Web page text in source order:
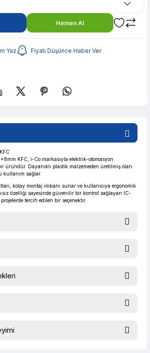
Hemen Al
Yaz
Fiyatı Düşünce Haber Ver
1,54 TL den başlayan taksitlerle! x 9
KFC, i-Co markasıyla elektrik-otomasyon
üründür. Dayanıklı plastik malzemeden üretilmiş olan
sağlar.
kolay montaj imkanı sunar ve kullanıcıya ergonomik
özelliği sayesinde güvenilir bir kontrol sağlayan IC-
tercih edilen bir seçenektir.
gördüğünüz noktaları öneri formunu